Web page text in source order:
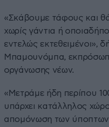
«Σκάβουμε τάφους και
χωρίς γάντια ή
εντελώς εκτεθειμένοι»,
Μπαμουνόμπα,
οργάνωσης νέων.
«Μετράμε ήδη περίπου
υπάρχει κατάλληλος
απομόνωση των